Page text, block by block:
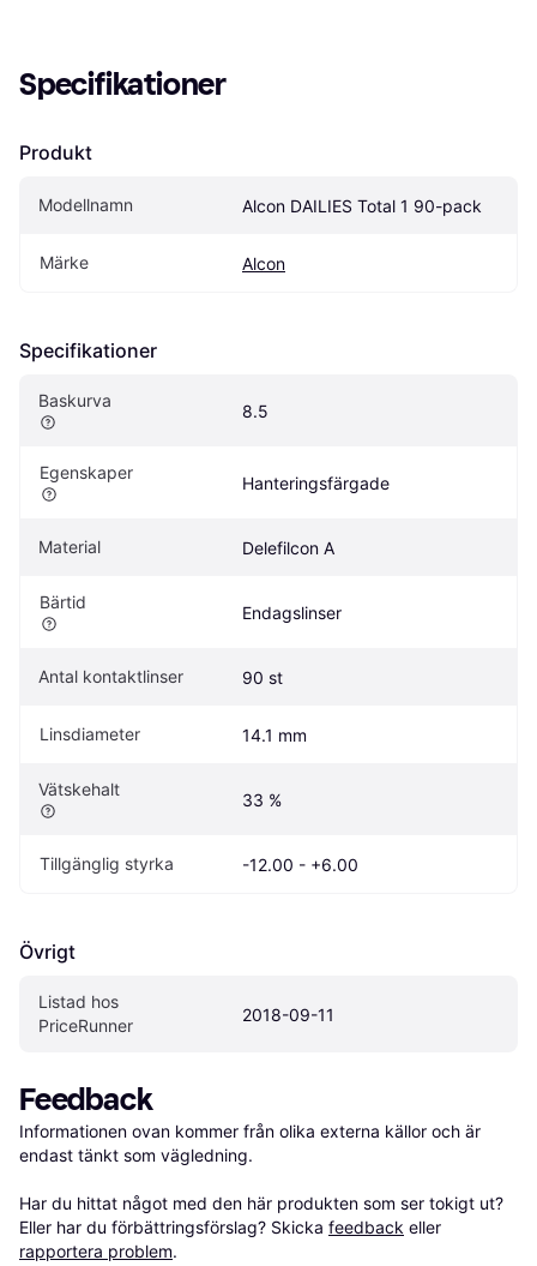
Specifikationer
Produkt
Modellnamn Alcon DAILIES Total 1 90-pack
Märke Alcon
Specifikationer
Baskurva
8.5
Egenskaper
Hanteringsfärgade
Material Delefilcon A
Bärtid
Endagslinser
Antal kontaktlinser 90 st
Linsdiameter 14.1 mm
Vätskehalt
33 %
Tillgänglig styrka -12.00 - +6.00
Övrigt
Listad hos
PriceRunner
2018-09-11
Feedback
Informationen ovan kommer från olika externa källor och är
endast tänkt som vägledning.
Har du hittat något med den här produkten som ser tokigt ut?
Eller har du förbättringsförslag? Skicka feedback eller
rapportera problem.